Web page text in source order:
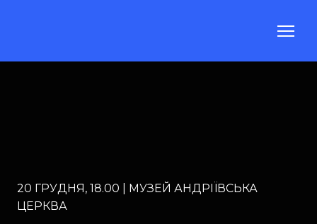
20 ГРУДНЯ, 18.00 | МУЗЕЙ АНДРІЇВСЬКА
ЦЕРКВА